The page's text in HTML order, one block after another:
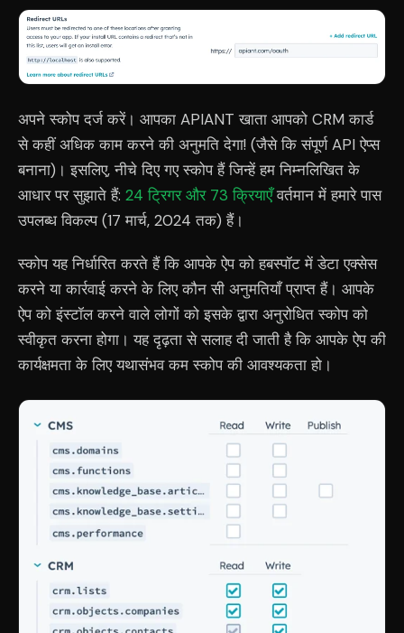
अपने स्कोप दर्ज करें। आपका APIANT खाता आपको CRM कार्ड
से कहीं अधिक काम करने की अनुमति देगा! (जैसे कि संपूर्ण API ऐप्स
बनाना)। इसलिए, नीचे दिए गए स्कोप हैं जिन्हें हम निम्नलिखित के
आधार पर सुझाते हैं: 24 ट्रिगर और 73 क्रियाएँवर्तमान में हमारे पास
उपलब्ध विकल्प (17 मार्च, 2024 तक) हैं।
स्कोप यह निर्धारित करते हैं कि आपके ऐप को हबस्पॉट में डेटा एक्सेस
करने या कार्रवाई करने के लिए कौन सी अनुमतियाँ प्राप्त हैं। आपके
ऐप को इंस्टॉल करने वाले लोगों को इसके द्वारा अनुरोधित स्कोप को
स्वीकृत करना होगा। यह दृढ़ता से सलाह दी जाती है कि आपके ऐप की
कार्यक्षमता के लिए यथासंभव कम स्कोप की आवश्यकता हो।